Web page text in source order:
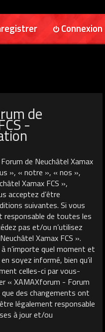
Connexion
de
-
de Neuchâtel Xamax
», « notre », « nos »,
Xamax FCS »,
acceptez d’être
suivantes. Si vous
responsable de toutes les
pas et/ou n’utilisez
Xamax FCS ».
n’importe quel moment et
soyez informé, bien qu’il
celles-ci par vous-
« XAMAXforum - Forum
des changements ont
légalement responsable
à jour et/ou